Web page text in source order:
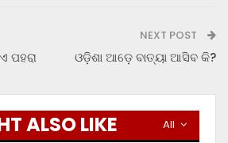
ପହରା
NEXT POST
ଓଡ଼ିଶା ଆଡ଼େ ବାତ୍ୟା ଆସିବ କି?
All
ALSO LIKE